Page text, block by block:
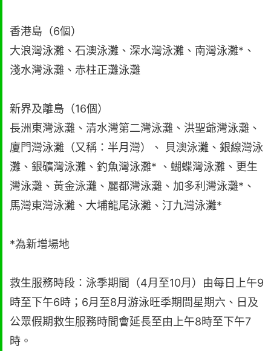
香港島（6個）
大浪灣泳灘、石澳泳灘、深水灣泳灘、南灣泳灘*、
淺水灣泳灘、赤柱正灘泳灘
新界及離島（16個）
長洲東灣泳灘、清水灣第二灣泳灘、洪聖爺灣泳灘、
廈門灣泳灘（又稱：半月灣）、 貝澳泳灘、銀線灣泳
灘、銀礦灣泳灘、釣魚灣泳灘* 、蝴蝶灣泳灘、更生
灣泳灘、黃金泳灘、麗都灣泳灘、加多利灣泳灘*、
馬灣東灣泳灘、大埔龍尾泳灘、汀九灣泳灘*
*為新增場地
救生服務時段：泳季期間（4月至10月）由每日上午9
時至下午6時；6月至8月游泳旺季期間星期六、日及
公眾假期救生服務時間會延長至由上午8時至下午7
時。